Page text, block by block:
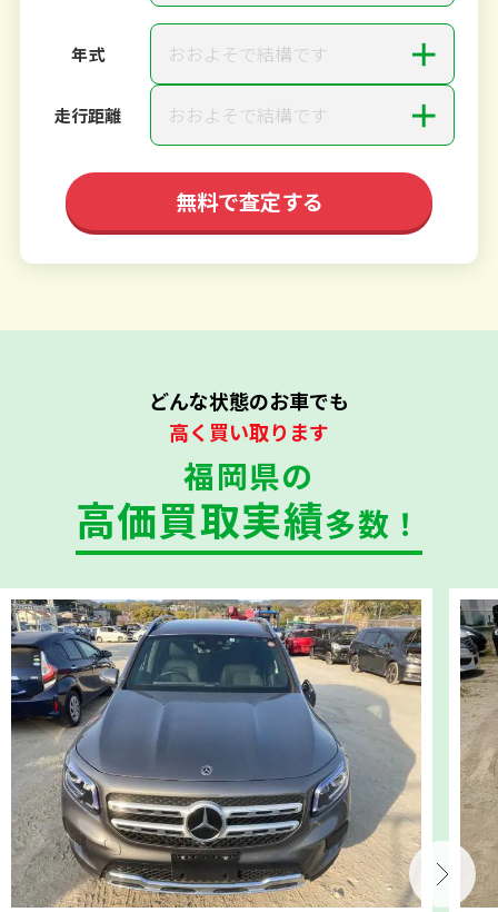
年式 おおよそで結構です ＋
走行距離 おおよそで結構です ＋
無料で査定する
どんな状態のお車でも
高く買い取ります
福岡県の
高価買取実績多数！